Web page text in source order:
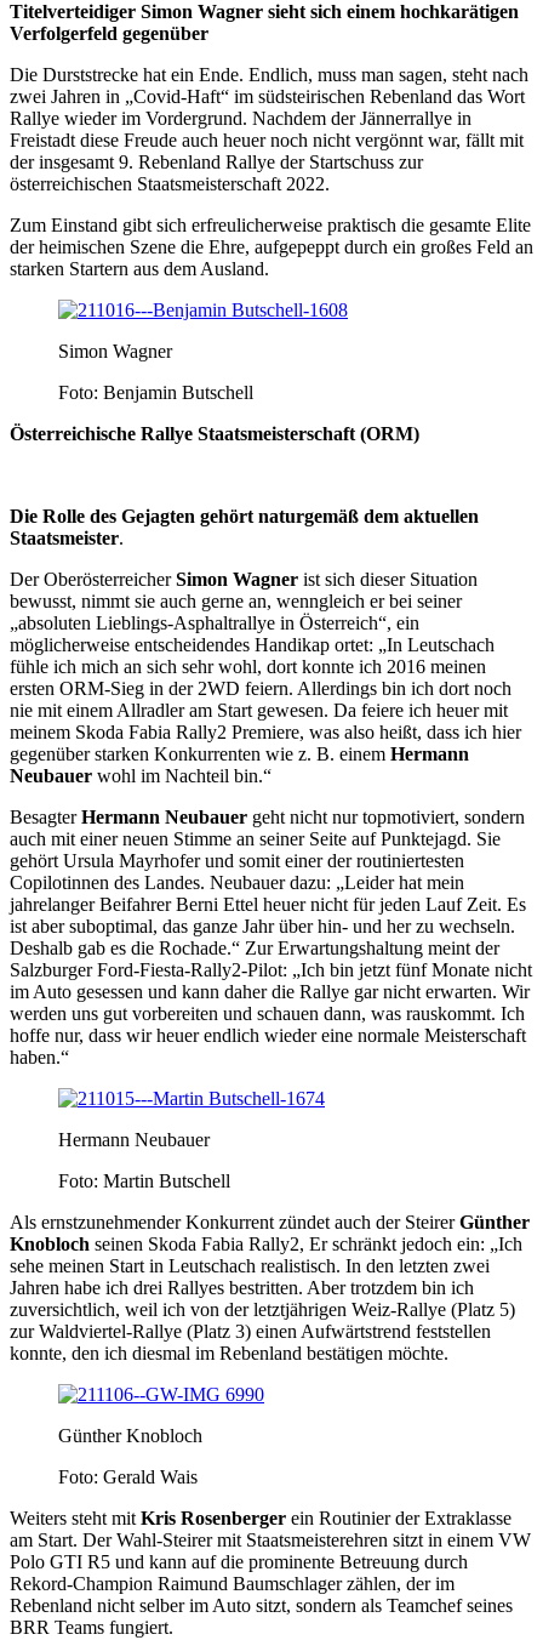
Titelverteidiger Simon Wagner sieht sich einem hochkarätigen
Verfolgerfeld gegenüber
Die Durststrecke hat ein Ende. Endlich, muss man sagen, steht nach
zwei Jahren in „Covid-Haft“ im südsteirischen Rebenland das Wort
Rallye wieder im Vordergrund. Nachdem der Jännerrallye in
Freistadt diese Freude auch heuer noch nicht vergönnt war, fällt mit
der insgesamt 9. Rebenland Rallye der Startschuss zur
österreichischen Staatsmeisterschaft 2022.
Zum Einstand gibt sich erfreulicherweise praktisch die gesamte Elite
der heimischen Szene die Ehre, aufgepeppt durch ein großes Feld an
starken Startern aus dem Ausland.
Simon Wagner
Foto: Benjamin Butschell
Österreichische Rallye Staatsmeisterschaft (ORM)
Die Rolle des Gejagten gehört naturgemäß dem aktuellen
Staatsmeister.
Der OberösterreicherSimon Wagner ist sich dieser Situation
bewusst, nimmt sie auch gerne an, wenngleich er bei seiner
„absoluten Lieblings-Asphaltrallye in Österreich“, ein
möglicherweise entscheidendes Handikap ortet: „In Leutschach
fühle ich mich an sich sehr wohl, dort konnte ich 2016 meinen
ersten ORM-Sieg in der 2WD feiern. Allerdings bin ich dort noch
nie mit einem Allradler am Start gewesen. Da feiere ich heuer mit
meinem Skoda Fabia Rally2 Premiere, was also heißt, dass ich hier
gegenüber starken Konkurrenten wie z. B. einem Hermann
Neubauer wohl im Nachteil bin.“
BesagterHermann Neubauer geht nicht nur topmotiviert, sondern
auch mit einer neuen Stimme an seiner Seite auf Punktejagd. Sie
gehört Ursula Mayrhofer und somit einer der routiniertesten
Copilotinnen des Landes. Neubauer dazu: „Leider hat mein
jahrelanger Beifahrer Berni Ettel heuer nicht für jeden Lauf Zeit. Es
ist aber suboptimal, das ganze Jahr über hin- und her zu wechseln.
Deshalb gab es die Rochade.“ Zur Erwartungshaltung meint der
Salzburger Ford-Fiesta-Rally2-Pilot: „Ich bin jetzt fünf Monate nicht
im Auto gesessen und kann daher die Rallye gar nicht erwarten. Wir
werden uns gut vorbereiten und schauen dann, was rauskommt. Ich
hoffe nur, dass wir heuer endlich wieder eine normale Meisterschaft
haben.“
Hermann Neubauer
Foto: Martin Butschell
Als ernstzunehmender Konkurrent zündet auch der SteirerGünther
Knobloch seinen Skoda Fabia Rally2, Er schränkt jedoch ein: „Ich
sehe meinen Start in Leutschach realistisch. In den letzten zwei
Jahren habe ich drei Rallyes bestritten. Aber trotzdem bin ich
zuversichtlich, weil ich von der letztjährigen Weiz-Rallye (Platz 5)
zur Waldviertel-Rallye (Platz 3) einen Aufwärtstrend feststellen
konnte, den ich diesmal im Rebenland bestätigen möchte.
Günther Knobloch
Foto: Gerald Wais
Weiters steht mit Kris Rosenberger ein Routinier der Extraklasse
am Start. Der Wahl-Steirer mit Staatsmeisterehren sitzt in einem VW
Polo GTI R5 und kann auf die prominente Betreuung durch
Rekord-Champion Raimund Baumschlager zählen, der im
Rebenland nicht selber im Auto sitzt, sondern als Teamchef seines
BRR Teams fungiert.